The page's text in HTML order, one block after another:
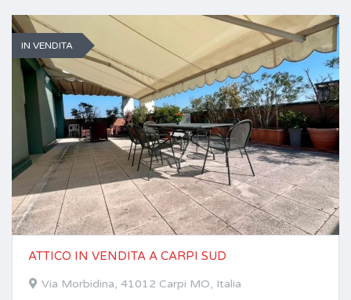
IN VENDITA
ATTICO IN VENDITA A CARPI SUD
Via Morbidina, 41012 Carpi MO, Italia